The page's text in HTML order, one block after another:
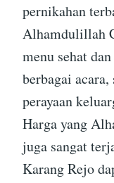
pernikahan
Alhamdulillah
menu sehat
berbagai
perayaan
Harga yang
juga sangat
Karang Rejo